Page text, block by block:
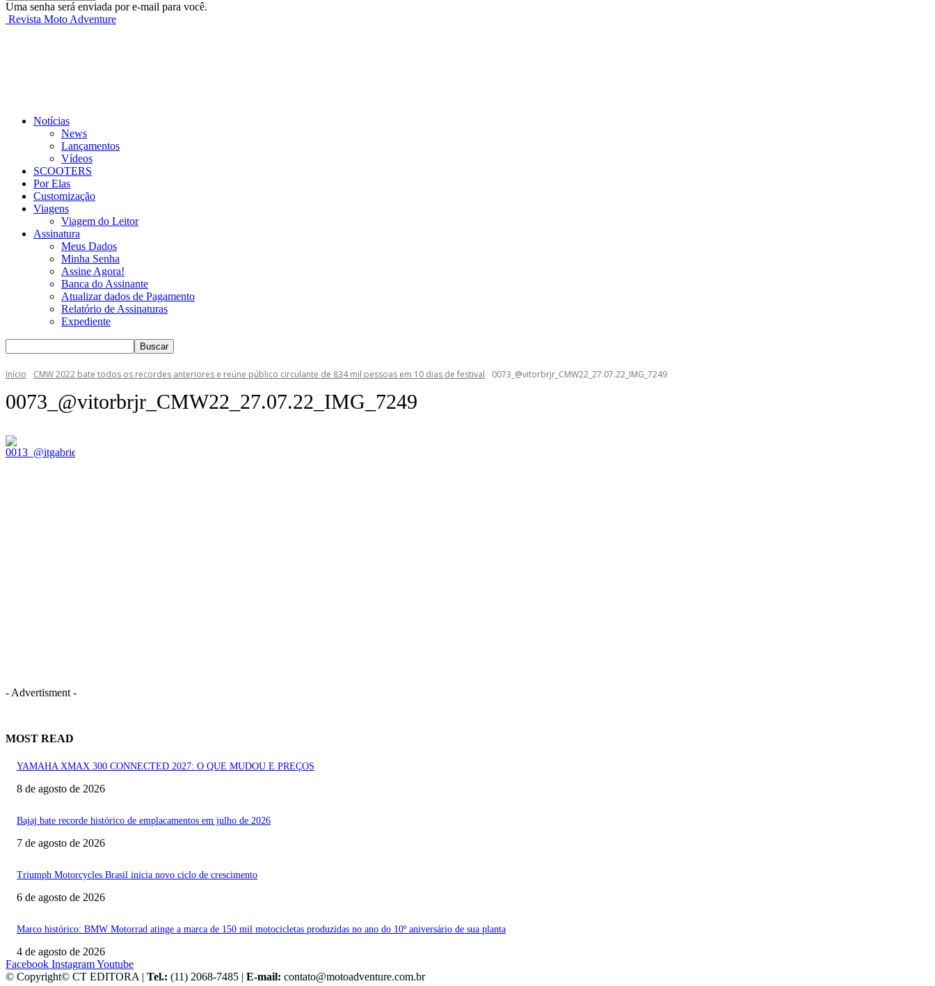
Uma senha será enviada por e-mail para você.
Revista Moto Adventure
Notícias
News
Lançamentos
Vídeos
SCOOTERS
Por Elas
Customização
Viagens
Viagem do Leitor
Assinatura
Meus Dados
Minha Senha
Assine Agora!
Banca do Assinante
Atualizar dados de Pagamento
Relatório de Assinaturas
Expediente
Início CMW 2022 bate todos os recordes anteriores e reúne público circulante de 834 mil pessoas em 10 dias de festival 0073_@vitorbrjr_CMW22_27.07.22_IMG_7249
0073_@vitorbrjr_CMW22_27.07.22_IMG_7249
- Advertisment -
MOST READ
YAMAHA XMAX 300 CONNECTED 2027: O QUE MUDOU E PREÇOS
8 de agosto de 2026
Bajaj bate recorde histórico de emplacamentos em julho de 2026
7 de agosto de 2026
Triumph Motorcycles Brasil inicia novo ciclo de crescimento
6 de agosto de 2026
Marco histórico: BMW Motorrad atinge a marca de 150 mil motocicletas produzidas no ano do 10º aniversário de sua planta
4 de agosto de 2026
Facebook InstagramYoutube
© Copyright© CT EDITORA | Tel.: (11) 2068-7485 | E-mail: contato@motoadventure.com.br